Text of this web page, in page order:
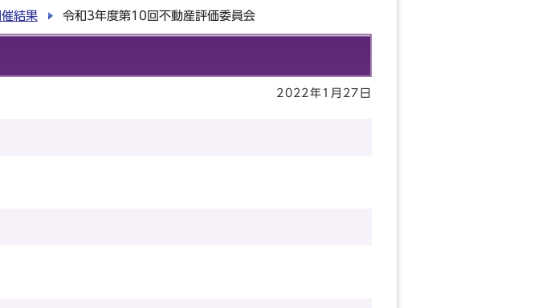
結果 令和3年度第10回不動産評価委員会
2022年1月27日